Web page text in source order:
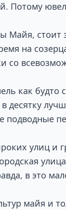
Потому
Майя,
на
со
как
десятку
подводные
улиц и
в это
майя и